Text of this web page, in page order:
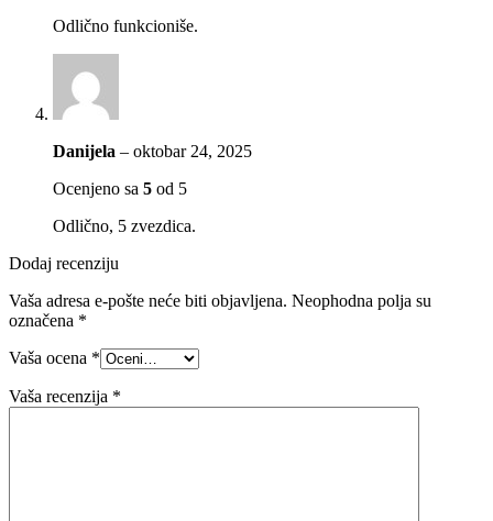
Odlično funkcioniše.
Danijela – oktobar 24, 2025
Ocenjeno sa 5 od 5
Odlično, 5 zvezdica.
Dodaj recenziju
Vaša adresa e-pošte neće biti objavljena. Neophodna polja su
označena *
Vaša ocena *
Vaša recenzija *